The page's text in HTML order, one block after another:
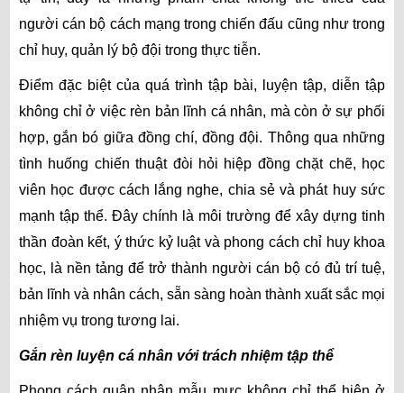
người cán bộ cách mạng trong chiến đấu cũng như trong
chỉ huy, quản lý bộ đội trong thực tiễn.
Điểm đặc biệt của quá trình tập bài, luyện tập, diễn tập
không chỉ ở việc rèn bản lĩnh cá nhân, mà còn ở sự phối
hợp, gắn bó giữa đồng chí, đồng đội. Thông qua những
tình huống chiến thuật đòi hỏi hiệp đồng chặt chẽ, học
viên học được cách lắng nghe, chia sẻ và phát huy sức
mạnh tập thể. Đây chính là môi trường để xây dựng tinh
thần đoàn kết, ý thức kỷ luật và phong cách chỉ huy khoa
học, là nền tảng để trở thành người cán bộ có đủ trí tuệ,
bản lĩnh và nhân cách, sẵn sàng hoàn thành xuất sắc mọi
nhiệm vụ trong tương lai.
Gắn rèn luyện cá nhân với trách nhiệm tập thể